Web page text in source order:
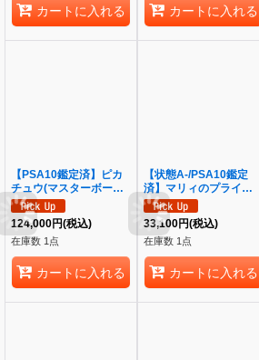
カートに入れる カートに入れる
【PSA10鑑定済】ピカ
チュウ(マスターボール
ミラー)《C》{025/165}
[その他]
124,000円(税込)
在庫数 1点
カートに入れる
【状態A-/PSA10鑑定
済】マリィのプライド
《SR》{419/414}[その
他]
33,100円(税込)
在庫数 1点
カートに入れる